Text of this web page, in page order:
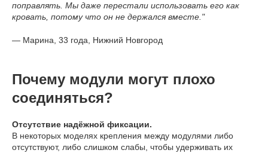
поправлять. Мы даже перестали использовать его как
кровать, потому что он не держался вместе."
— Марина, 33 года, Нижний Новгород
Почему модули могут плохо
соединяться?
Отсутствие надёжной фиксации.
В некоторых моделях крепления между модулями либо
отсутствуют, либо слишком слабы, чтобы удерживать их